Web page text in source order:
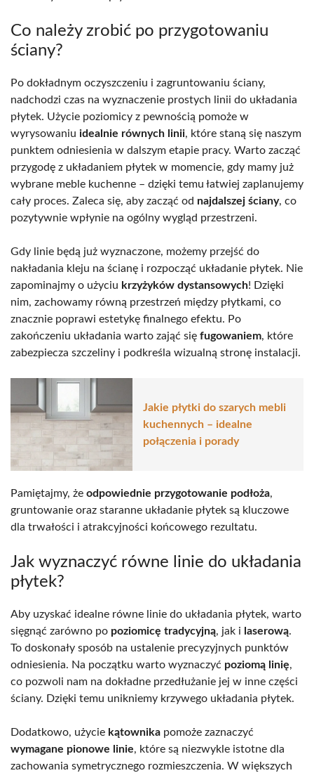
Co należy zrobić po przygotowaniu
ściany?
Po dokładnym oczyszczeniu i zagruntowaniu ściany,
nadchodzi czas na wyznaczenie prostych linii do układania
płytek. Użycie poziomicy z pewnością pomoże w
wyrysowaniu idealnie równych linii, które staną się naszym
punktem odniesienia w dalszym etapie pracy. Warto zacząć
przygodę z układaniem płytek w momencie, gdy mamy już
wybrane meble kuchenne – dzięki temu łatwiej zaplanujemy
cały proces. Zaleca się, aby zacząć od najdalszej ściany, co
pozytywnie wpłynie na ogólny wygląd przestrzeni.
Gdy linie będą już wyznaczone, możemy przejść do
nakładania kleju na ścianę i rozpocząć układanie płytek. Nie
zapominajmy o użyciu krzyżyków dystansowych! Dzięki
nim, zachowamy równą przestrzeń między płytkami, co
znacznie poprawi estetykę finalnego efektu. Po
zakończeniu układania warto zająć się fugowaniem, które
zabezpiecza szczeliny i podkreśla wizualną stronę instalacji.
Jakie płytki do szarych mebli
kuchennych – idealne
połączenia i porady
Pamiętajmy, że odpowiednie przygotowanie podłoża,
gruntowanie oraz staranne układanie płytek są kluczowe
dla trwałości i atrakcyjności końcowego rezultatu.
Jak wyznaczyć równe linie do układania
płytek?
Aby uzyskać idealne równe linie do układania płytek, warto
sięgnąć zarówno po poziomicę tradycyjną, jak i laserową.
To doskonały sposób na ustalenie precyzyjnych punktów
odniesienia. Na początku warto wyznaczyć poziomą linię,
co pozwoli nam na dokładne przedłużanie jej w inne części
ściany. Dzięki temu unikniemy krzywego układania płytek.
Dodatkowo, użycie kątownika pomoże zaznaczyć
wymagane pionowe linie, które są niezwykle istotne dla
zachowania symetrycznego rozmieszczenia. W większych